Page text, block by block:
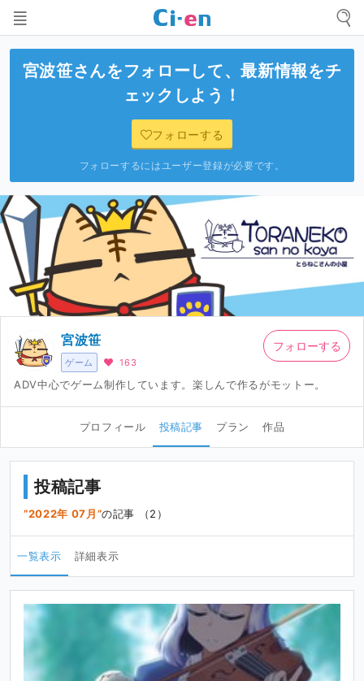
宮波笹さんをフォローして、最新情報をチ
ェックしよう！
フォローする
フォローするにはユーザー登録が必要です。
ゲーム
宮波笹
163
ADV中心でゲーム制作しています。楽しんで作るがモットー。
フォローする
プロフィール 投稿記事 プラン 作品
投稿記事
2022年 07月 の記事 （2）
一覧表示 詳細表示